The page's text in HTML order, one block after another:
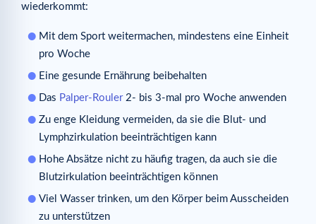
wiederkommt:
Mit dem Sport weitermachen, mindestens eine Einheit
pro Woche
Eine gesunde Ernährung beibehalten
Das Palper-Rouler2- bis 3-mal pro Woche anwenden
Zu enge Kleidung vermeiden, da sie die Blut- und
Lymphzirkulation beeinträchtigen kann
Hohe Absätze nicht zu häufig tragen, da auch sie die
Blutzirkulation beeinträchtigen können
Viel Wasser trinken, um den Körper beim Ausscheiden
zu unterstützen